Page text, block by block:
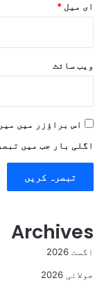
ای میل *
ویب‌ سائٹ
اس براؤزر میں
اگلی بار جب میں
Archives
اگست 2026
جولائی 2026